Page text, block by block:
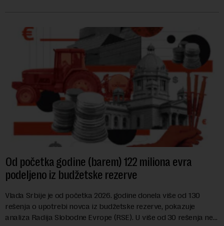
Od početka godine (barem) 122 miliona evra
podeljeno iz budžetske rezerve
Vlada Srbije je od početka 2026. godine donela više od 130
rešenja o upotrebi novca iz budžetske rezerve, pokazuje
analiza Radija Slobodne Evrope (RSE). U više od 30 rešenja ne